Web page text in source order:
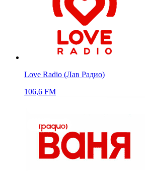
Love Radio (Лав Радио)
106,6 FM